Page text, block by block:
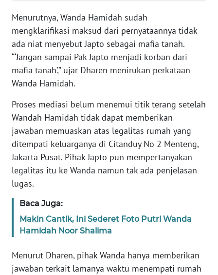
Menurutnya, Wanda Hamidah sudah
mengklarifikasi maksud dari pernyataannya tidak
ada niat menyebut Japto sebagai mafia tanah.
“‘Jangan sampai Pak Japto menjadi korban dari
mafia tanah’,” ujar Dharen menirukan perkataan
Wanda Hamidah.
Proses mediasi belum menemui titik terang setelah
Wandah Hamidah tidak dapat memberikan
jawaban memuaskan atas legalitas rumah yang
ditempati keluarganya di Citanduy No 2 Menteng,
Jakarta Pusat. Pihak Japto pun mempertanyakan
legalitas itu ke Wanda namun tak ada penjelasan
lugas.
Baca Juga:
Makin Cantik, Ini Sederet Foto Putri Wanda
Hamidah Noor Shalima
Menurut Dharen, pihak Wanda hanya memberikan
jawaban terkait lamanya waktu menempati rumah
TENTANG
PEDOMAN
MEDIA
SIBER
DISCLAIMER
Wahana
News
WN
SUMUT
WN
JAKARTA